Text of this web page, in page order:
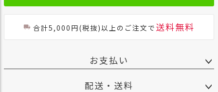
合計5,000円(税抜)以上のご注文で 送料無料
お支払い
配送・送料